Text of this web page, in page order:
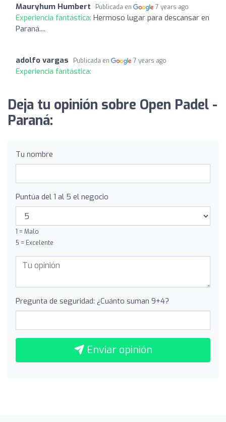
Mauryhum Humbert Publicada en 7 years ago
Experiencia fantástica: Hermoso lugar para descansar en
Paraná....
adolfo vargas Publicada en 7 years ago
Experiencia fantástica:
Deja tu opinión sobre Open Padel -
Paraná:
Tu nombre
Puntúa del 1 al 5 el negocio
1 = Malo
5 = Excelente
Pregunta de seguridad: ¿Cuánto suman 9+4?
Enviar opinión